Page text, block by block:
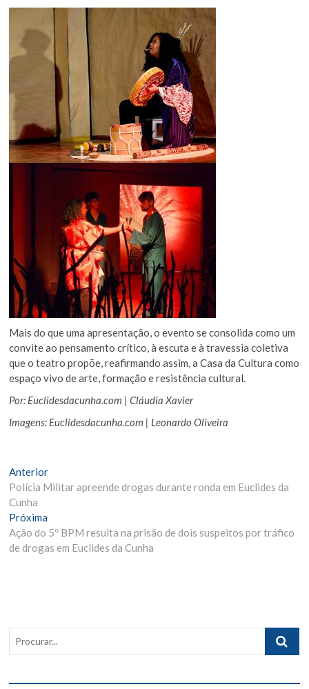
Mais do que uma apresentação, o evento se consolida como um
convite ao pensamento crítico, à escuta e à travessia coletiva
que o teatro propõe, reafirmando assim, a Casa da Cultura como
espaço vivo de arte, formação e resistência cultural.
Por: Euclidesdacunha.com | Cláudia Xavier
Imagens: Euclidesdacunha.com | Leonardo Oliveira
Navegação
de
Post
AnteriorMatéria
Anterior:
Polícia Militar apreende drogas durante ronda em Euclides da
Cunha
Próxima
Materia:
Ação do 5º BPM resulta na prisão de dois suspeitos por tráfico
de drogas em Euclides da Cunha